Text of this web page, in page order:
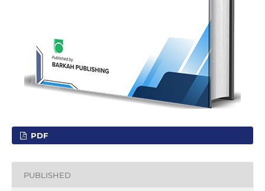
PDF
PUBLISHED